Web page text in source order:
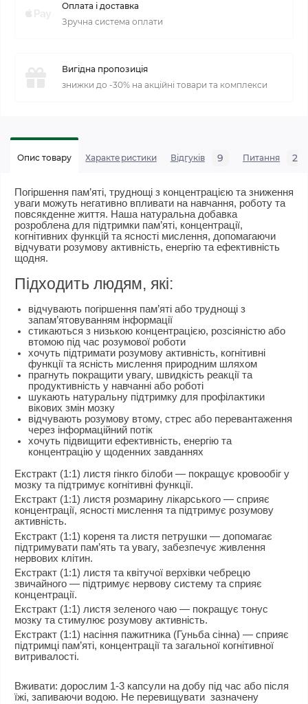
Оплата і доставка
Зручна система оплати
Вигідна пропозиція
знижки до -30% на акційні товари та комплекси
Опис товару Характеристики Відгуків 9 Питання 2
Погіршення пам’яті, труднощі з концентрацією та зниження
уваги можуть негативно впливати на навчання, роботу та
повсякденне життя. Наша натуральна добавка
розроблена для підтримки пам’яті, концентрації,
когнітивних функцій та ясності мислення, допомагаючи
відчувати розумову активність, енергію та ефективність
щодня.
Підходить людям, які:
відчувають погіршення пам’яті або труднощі з
запам’ятовуванням інформації
стикаються з низькою концентрацією, розсіяністю або
втомою під час розумової роботи
хочуть підтримати розумову активність, когнітивні
функції та ясність мислення природним шляхом
прагнуть покращити увагу, швидкість реакції та
продуктивність у навчанні або роботі
шукають натуральну підтримку для профілактики
вікових змін мозку
відчувають розумову втому, стрес або перевантаження
через інформаційний потік
хочуть підвищити ефективність, енергію та
концентрацію у щоденних завданнях
Екстракт (1:1) листя гінкго білоби — покращує кровообіг у
мозку та підтримує когнітивні функції.
Екстракт (1:1) листя розмарину лікарського — сприяє
концентрації, ясності мислення та підтримує розумову
активність.
Екстракт (1:1) кореня та листя петрушки — допомагає
підтримувати пам’ять та увагу, забезпечує живлення
нервових клітин.
Екстракт (1:1) листя та квітучої верхівки чебрецю
звичайного — підтримує нервову систему та сприяє
концентрації.
Екстракт (1:1) листя зеленого чаю — покращує тонус
мозку та стимулює розумову активність.
Екстракт (1:1) насіння пажитника (Гуньба сінна) — сприяє
підтримці пам’яті, концентрації та загальної когнітивної
витривалості.
Вживати: дорослим 1-3 капсули на добу під час або після
їжі, запиваючи водою. Не перевищувати зазначену